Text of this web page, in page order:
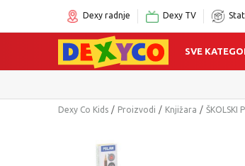
Dexy radnje Dexy TV
SVE
Dexy Co Kids Proizvodi Knjižara ŠKOLSKI